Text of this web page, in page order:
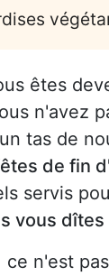
êtes
n'avez
tas de
de fin
servis
vous
ce n'est